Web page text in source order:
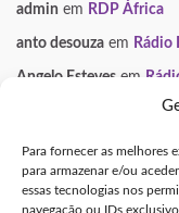
Para fornecer as melhores
para armazenar e/ou
essas tecnologias nos
navegação ou IDs
admin em RDP África
anto desouza em Rádio
Angelo Esteves em
Neuza Gondomar
INFORMAÇÃO LEGAL